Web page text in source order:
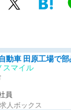
スマイル
員
人ボックス